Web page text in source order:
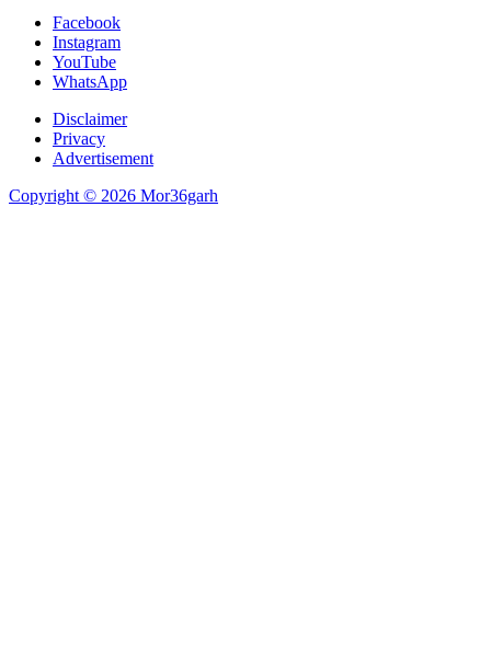
Facebook
Instagram
YouTube
WhatsApp
Disclaimer
Privacy
Advertisement
Copyright © 2026 Mor36garh